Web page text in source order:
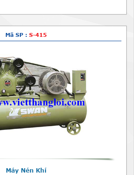
Mã SP : S-415
Máy Nén Khí